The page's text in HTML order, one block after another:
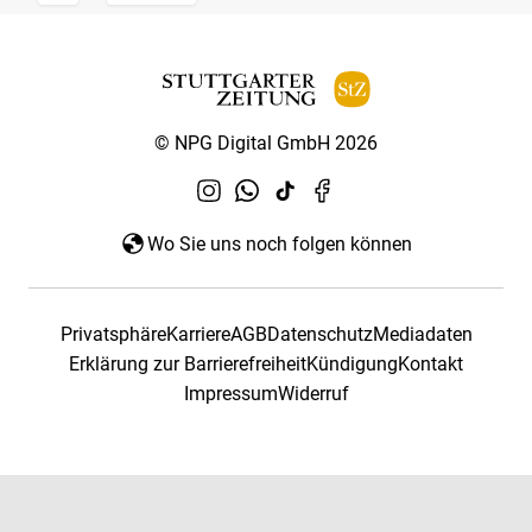
© NPG Digital GmbH 2026
Wo Sie uns noch folgen können
PrivatsphäreKarriereAGBDatenschutzMediadaten
Erklärung zur BarrierefreiheitKündigungKontakt
ImpressumWiderruf